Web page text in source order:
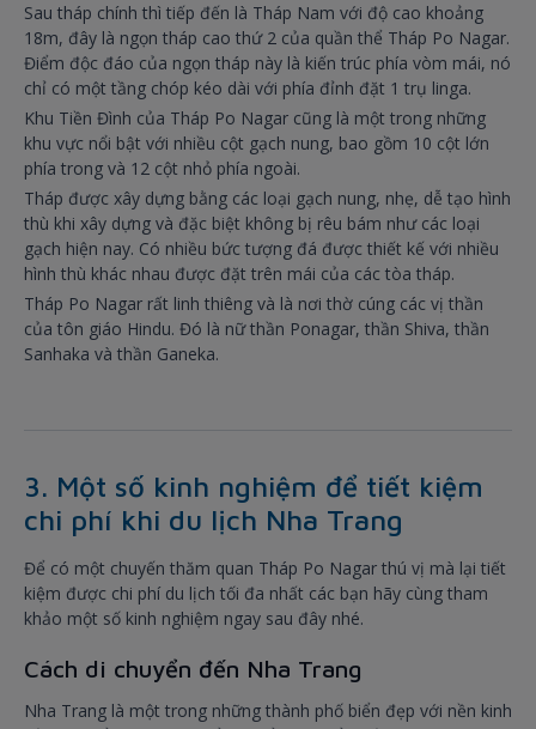
Sau tháp chính thì tiếp đến là Tháp Nam với độ cao khoảng
18m, đây là ngọn tháp cao thứ 2 của quần thể Tháp Po Nagar.
Điểm độc đáo của ngọn tháp này là kiến trúc phía vòm mái, nó
chỉ có một tầng chóp kéo dài với phía đỉnh đặt 1 trụ linga.
Khu Tiền Đình của Tháp Po Nagar cũng là một trong những
khu vực nổi bật với nhiều cột gạch nung, bao gồm 10 cột lớn
phía trong và 12 cột nhỏ phía ngoài.
Tháp được xây dựng bằng các loại gạch nung, nhẹ, dễ tạo hình
thù khi xây dựng và đặc biệt không bị rêu bám như các loại
gạch hiện nay. Có nhiều bức tượng đá được thiết kế với nhiều
hình thù khác nhau được đặt trên mái của các tòa tháp.
Tháp Po Nagar rất linh thiêng và là nơi thờ cúng các vị thần
của tôn giáo Hindu. Đó là nữ thần Ponagar, thần Shiva, thần
Sanhaka và thần Ganeka.
3. Một số kinh nghiệm để tiết kiệm
chi phí khi du lịch Nha Trang
Để có một chuyến thăm quan Tháp Po Nagar thú vị mà lại tiết
kiệm được chi phí du lịch tối đa nhất các bạn hãy cùng tham
khảo một số kinh nghiệm ngay sau đây nhé.
Cách di chuyển đến Nha Trang
Nha Trang là một trong những thành phố biển đẹp với nền kinh